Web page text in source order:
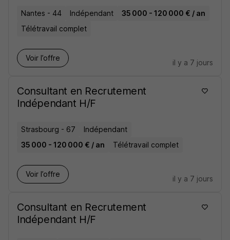
Nantes - 44 Indépendant
35 000 - 120 000 € / an
Télétravail complet
Voir l’offre
il y a 7 jours
Consultant en Recrutement
Indépendant H/F
Strasbourg - 67
Indépendant
35 000 - 120 000 € / an
Télétravail complet
Voir l’offre
il y a 7 jours
Consultant en Recrutement
Indépendant H/F